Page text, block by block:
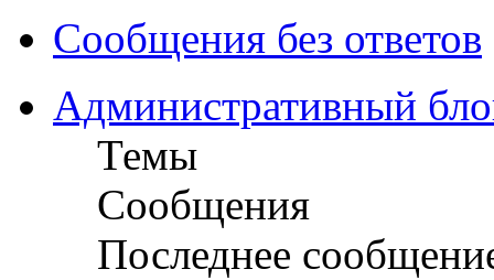
Сообщения без ответов
Административный
Темы
Сообщения
Последнее